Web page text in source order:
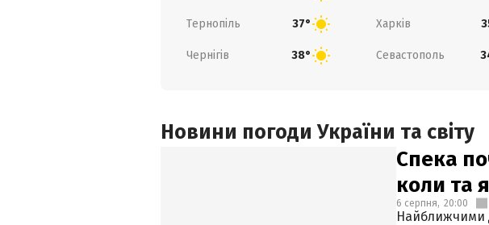
Тернопіль 37° Харків
Чернігів 38° Севастополь
Новини погоди України та світу
Спека
коли та
6 серпня, 20:00
Найближчими